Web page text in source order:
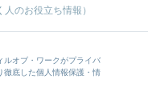
のお役立ち情報）
ルオブ・ワークがプライバ
徹底した個人情報保護・情